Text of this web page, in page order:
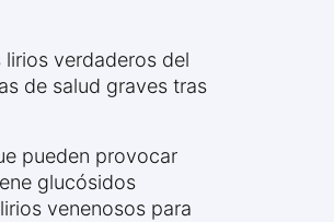
lirios verdaderos del
de salud graves tras
pueden provocar
glucósidos
venenosos para